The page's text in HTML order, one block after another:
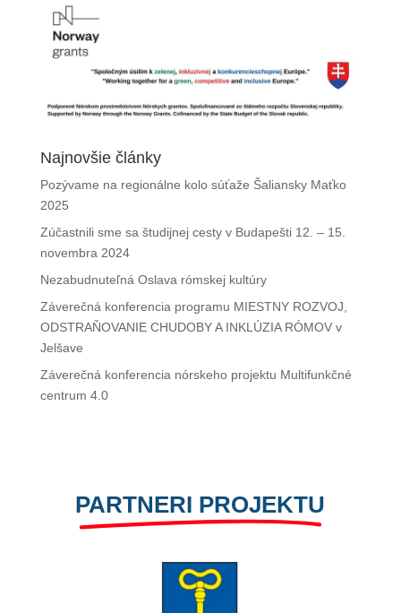
Najnovšie články
Pozývame na regionálne kolo súťaže Šaliansky Maťko
2025
Zúčastnili sme sa študijnej cesty v Budapešti 12. – 15.
novembra 2024
Nezabudnuteľná Oslava rómskej kultúry
Záverečná konferencia programu MIESTNY ROZVOJ,
ODSTRAŇOVANIE CHUDOBY A INKLÚZIA RÓMOV v
Jelšave
Záverečná konferencia nórskeho projektu Multifunkčné
centrum 4.0
PARTNERI PROJEKTU